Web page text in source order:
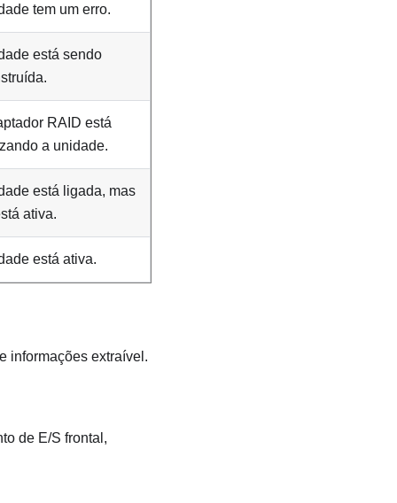
tem um erro.
está sendo
RAID está
a unidade.
está ligada, mas
ativa.
está ativa.
informações extraível.
de E/S frontal,